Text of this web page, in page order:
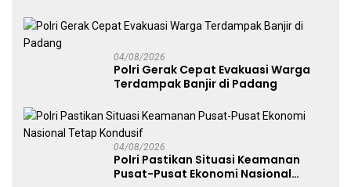
04/08/2026
Polri Gerak Cepat Evakuasi Warga
Terdampak Banjir di Padang
04/08/2026
Polri Pastikan Situasi Keamanan
Pusat-Pusat Ekonomi Nasional